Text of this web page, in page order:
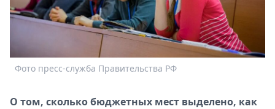
Стримы
Спецпроекты
Звезды
2026
Фото пресс-служба Правительства РФ
О том, сколько бюджетных мест выделено, как